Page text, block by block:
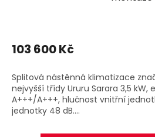
103 600 Kč
Splitová nástěnná klimatizace
nejvyšší třídy Ururu Sarara 3,5 kW,
A+++/A+++, hlučnost vnitřní
jednotky 48 dB....